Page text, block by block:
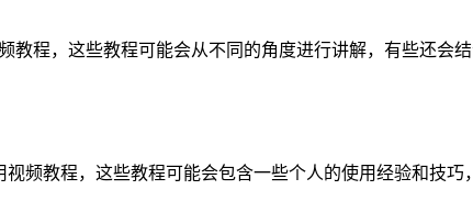
教程，这些教程可能会从不同的角度进行讲解，有些还会
频教程，这些教程可能会包含一些个人的使用经验和技